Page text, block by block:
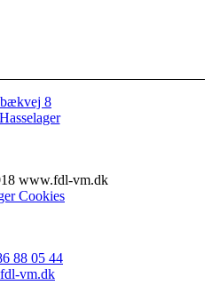
8
www.fdl-vm.dk
Cookies
88 05 44
vm.dk